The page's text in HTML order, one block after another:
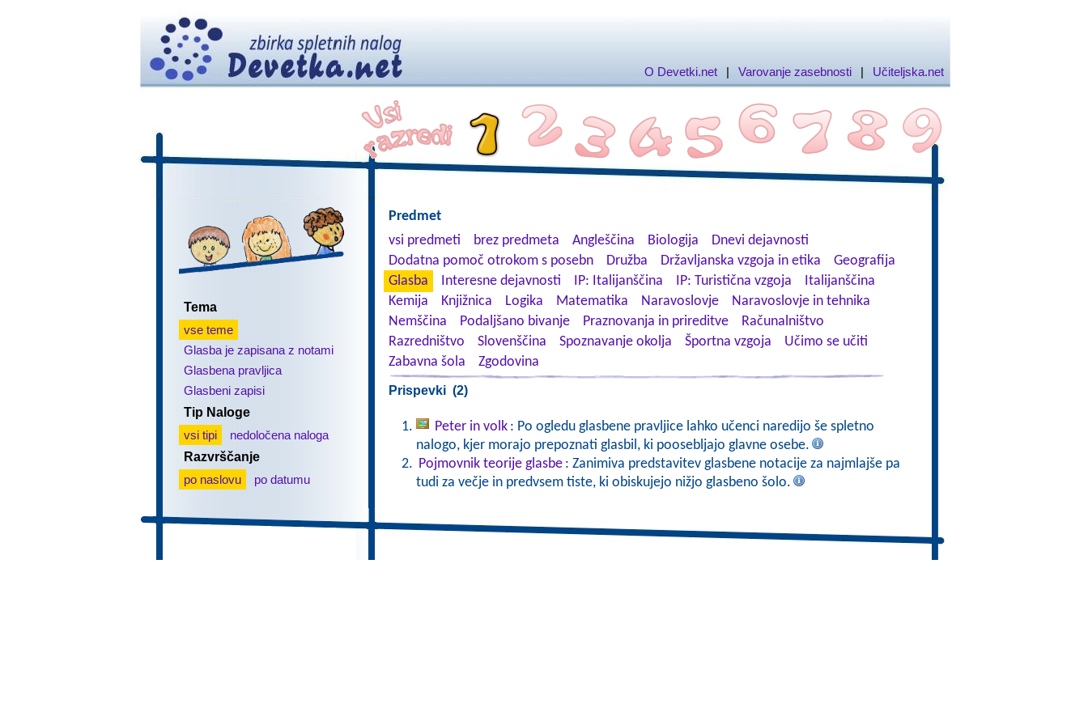
O Devetki.net | Varovanje zasebnosti | Učiteljska.net
Tema
vse teme
Glasba je zapisana z notami
Glasbena pravljica
Glasbeni zapisi
Tip Naloge
vsi tipi
nedoločena naloga
Razvrščanje
po naslovu
po datumu
Predmet
vsi predmeti
brez predmeta Angleščina Biologija
Dnevi dejavnosti
Dodatna pomoč otrokom s posebn
Družba Državljanska vzgoja in etika
Geografija
Glasba
Interesne dejavnosti IP: Italijanščina IP: Turistična vzgoja
Italijanščina
Kemija
Knjižnica Logika Matematika Naravoslovje
Naravoslovje in tehnika
Nemščina
Podaljšano bivanje Praznovanja in prireditve
Računalništvo
Razredništvo
Slovenščina Spoznavanje okolja Športna vzgoja
Učimo se učiti
Zabavna šola
Zgodovina
Prispevki (2)
Peter in volk : Po ogledu glasbene pravljice lahko učenci naredijo še spletno
nalogo, kjer morajo prepoznati glasbil, ki poosebljajo glavne osebe.
Pojmovnik teorije glasbe : Zanimiva predstavitev glasbene notacije za najmlajše pa
tudi za večje in predvsem tiste, ki obiskujejo nižjo glasbeno šolo.